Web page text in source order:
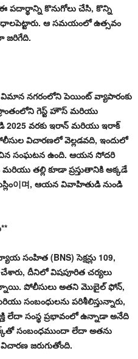
పదార్థాన్ని కొనుగోలు చేసి, కొన్ని
ఆ సమయంలో ఉత్సవం
జరిగేది.
విమాన నగరంలోని పెయింట్ వ్యాపారంకు
ప్రాంతంలోని గెస్ట్ హౌస్ మరియు
2025 వరకు ఇరాన్ మరియు ఇరాక్
విచారణలో వెల్లడవది, ఇందులో
సంఘటన ఉంది. ఆయన సోదరి
తల్లి కూడా ప్రస్తుతానికి అక్కడే
이며, ఆయన వివాహితుడి నుండి
సంహిత (BNS) సెక్షన్లు 109,
దీనిలో విషపూరిత చర్యలు
పోలీసులు అతని మొబైల్ ఫోన్,
సంబంధులను పరిశీలిస్తున్నారు,
లేదా సంస్థ ప్రభావంలో ఉన్నాడా అనేది
సంబంధముందా లేదా అతను
జరుగుతోంది.